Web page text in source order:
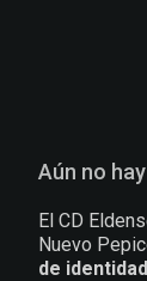
Aún no
El CD
Nuevo
de identidad